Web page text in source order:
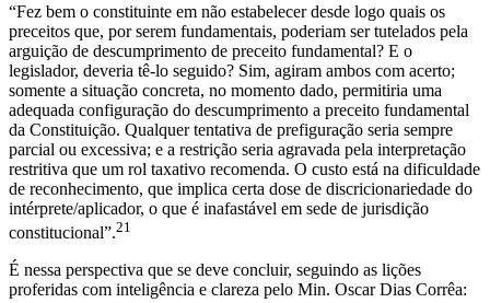
“Fez bem o constituinte em não estabelecer desde logo quais os
preceitos que, por serem fundamentais, poderiam ser tutelados pela
arguição de descumprimento de preceito fundamental? E o
legislador, deveria tê-lo seguido? Sim, agiram ambos com acerto;
somente a situação concreta, no momento dado, permitiria uma
adequada configuração do descumprimento a preceito fundamental
da Constituição. Qualquer tentativa de prefiguração seria sempre
parcial ou excessiva; e a restrição seria agravada pela interpretação
restritiva que um rol taxativo recomenda. O custo está na dificuldade
de reconhecimento, que implica certa dose de discricionariedade do
intérprete/aplicador, o que é inafastável em sede de jurisdição
constitucional”.21
É nessa perspectiva que se deve concluir, seguindo as lições
proferidas com inteligência e clareza pelo Min. Oscar Dias Corrêa: